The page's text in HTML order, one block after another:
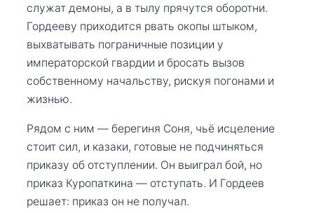
служат демоны, а в тылу прячутся оборотни.
Гордееву приходится рвать окопы штыком,
выхватывать пограничные позиции у
императорской гвардии и бросать вызов
собственному начальству, рискуя погонами и
жизнью.
Рядом с ним — берегиня Соня, чьё исцеление
стоит сил, и казаки, готовые не подчиняться
приказу об отступлении. Он выиграл бой, но
приказ Куропаткина — отступать. И Гордеев
решает: приказ он не получал.